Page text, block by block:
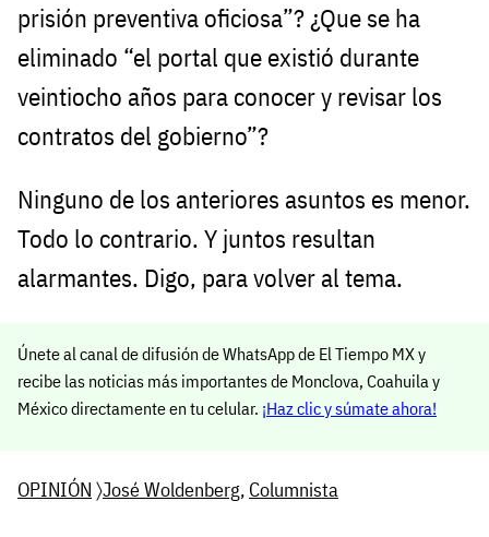
prisión preventiva oficiosa”? ¿Que se ha
eliminado “el portal que existió durante
veintiocho años para conocer y revisar los
contratos del gobierno”?
Ninguno de los anteriores asuntos es menor.
Todo lo contrario. Y juntos resultan
alarmantes. Digo, para volver al tema.
Únete al canal de difusión de WhatsApp de El Tiempo MX y
recibe las noticias más importantes de Monclova, Coahuila y
México directamente en tu celular. ¡Haz clic y súmate ahora!
OPINIÓN 〉José Woldenberg, Columnista